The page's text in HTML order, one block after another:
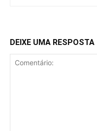
DEIXE UMA RESPOSTA